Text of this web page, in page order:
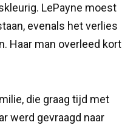
LePayne moest
evenals het verlies
Haar man overleed kort
die graag tijd met
werd gevraagd naar